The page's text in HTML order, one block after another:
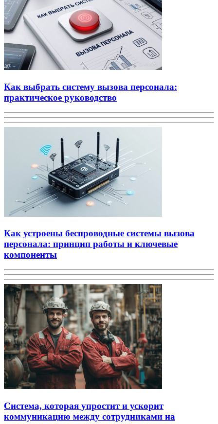
Как выбрать систему вызова персонала:
практическое руководство
Как устроены беспроводные системы вызова
персонала: принцип работы и ключевые
компоненты
Система, которая упростит и ускорит
коммуникацию между сотрудниками на